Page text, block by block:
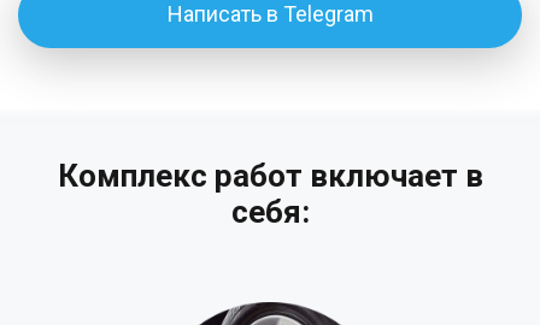
Написать в Telegram
Комплекс работ включает в
себя: